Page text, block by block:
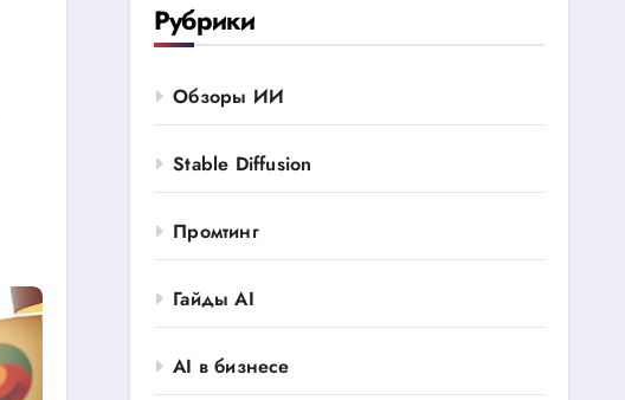
Рубрики
Обзоры ИИ
Stable Diffusion
Промтинг
Гайды AI
AI в бизнесе